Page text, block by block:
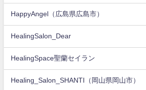
HappyAngel（広島県広島市）
HealingSalon_Dear
HealingSpace聖蘭セイラン
Healing_Salon_SHANTI（岡山県岡山市）